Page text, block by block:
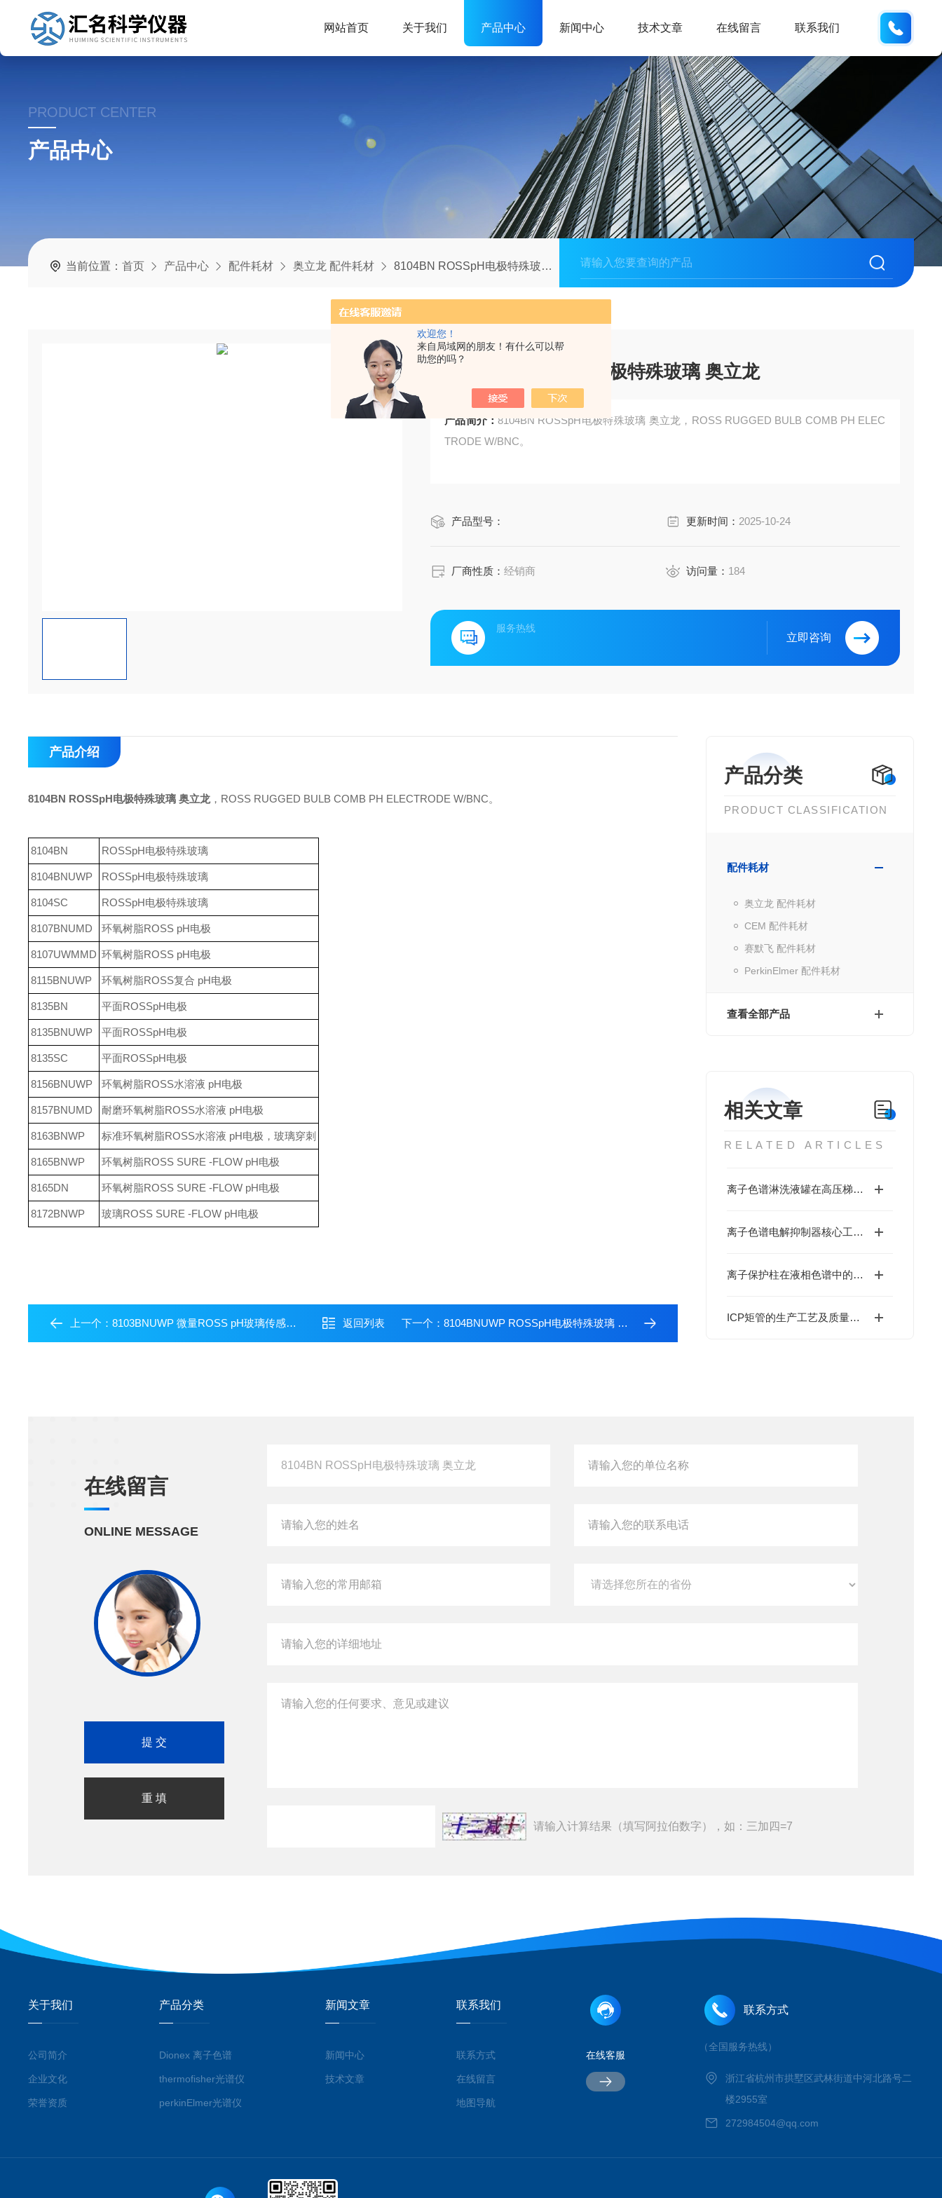
欢迎您！
来自局域网的朋友！有什么可以帮
助您的吗？
网站首页 关于我们 产品中心 新闻中心 技术文章 在线留言 联系我们
PRODUCT CENTER
产品中心
当前位置：首页 产品中心 配件耗材 奥立龙 配件耗材 8104BN ROSSpH电极特殊玻璃 奥立龙
8104BN ROSSpH电极特殊玻璃 奥立龙
产品简介：8104BN ROSSpH电极特殊玻璃 奥立龙，ROSS RUGGED BULB COMB PH ELEC
TRODE W/BNC。
产品型号： 更新时间： 2025-10-24
厂商性质：经销商 访问量： 184
服务热线
立即咨询
产品分类
PRODUCT CLASSIFICATION
配件耗材
奥立龙 配件耗材
CEM 配件耗材
赛默飞 配件耗材
PerkinElmer 配件耗材
查看全部产品
相关文章
RELATED ARTICLES
离子色谱淋洗液罐在高压梯度泵系统中的耐压性能与密封设计
离子色谱电解抑制器核心工作原理
离子保护柱在液相色谱中的应用与优势说明
ICP矩管的生产工艺及质量控制介绍
产品介绍
8104BN ROSSpH电极特殊玻璃 奥立龙 ，ROSS RUGGED BULB COMB PH ELECTRODE W/BNC。
8104BN ROSSpH电极特殊玻璃
8104BNUWP ROSSpH电极特殊玻璃
8104SC ROSSpH电极特殊玻璃
8107BNUMD 环氧树脂ROSS pH电极
8107UWMMD 环氧树脂ROSS pH电极
8115BNUWP 环氧树脂ROSS复合 pH电极
8135BN 平面ROSSpH电极
8135BNUWP 平面ROSSpH电极
8135SC 平面ROSSpH电极
8156BNUWP 环氧树脂ROSS水溶液 pH电极
8157BNUMD 耐磨环氧树脂ROSS水溶液 pH电极
8163BNWP 标准环氧树脂ROSS水溶液 pH电极，玻璃穿刺
8165BNWP 环氧树脂ROSS SURE -FLOW pH电极
8165DN 环氧树脂ROSS SURE -FLOW pH电极
8172BNWP 玻璃ROSS SURE -FLOW pH电极
上一个：8103BNUWP 微量ROSS pH玻璃传感器3mm 返回列表 下一个： 8104BNUWP ROSSpH电极特殊玻璃 奥立龙
在线留言
ONLINE MESSAGE
请输入计算结果（填写阿拉伯数字），如：三加四=7
关于我们
公司简介
企业文化
荣誉资质
产品分类
Dionex 离子色谱
thermofisher光谱仪
perkinElmer光谱仪
新闻文章
新闻中心
技术文章
联系我们
联系方式
在线留言
地图导航
在线客服
联系方式
（全国服务热线）
浙江省杭州市拱墅区武林街道中河北路号二
楼2955室
272984504@qq.com